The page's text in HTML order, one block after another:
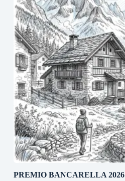
PREMIO BANCARELLA 2026